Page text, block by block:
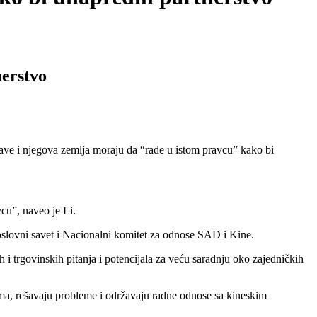
i njegova zemlja moraju da “rade u istom pravcu” kako bi
naveo je Li.
savet i Nacionalni komitet za odnose SAD i Kine.
trgovinskih pitanja i potencijala za veću saradnju oko zajedničkih
rešavaju probleme i održavaju radne odnose sa kineskim